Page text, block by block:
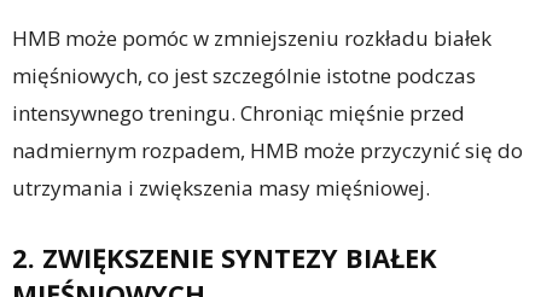
HMB może pomóc w zmniejszeniu rozkładu białek
mięśniowych, co jest szczególnie istotne podczas
intensywnego treningu. Chroniąc mięśnie przed
nadmiernym rozpadem, HMB może przyczynić się do
utrzymania i zwiększenia masy mięśniowej.
2. ZWIĘKSZENIE SYNTEZY BIAŁEK